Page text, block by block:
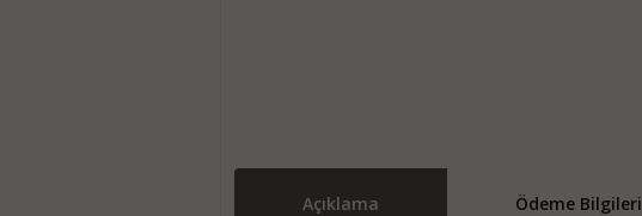
Açıklama Ödeme Bilgileri